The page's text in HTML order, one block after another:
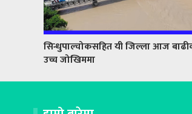
सिन्धुपाल्चोकसहित यी जिल्ला आज
उच्च जोखिममा